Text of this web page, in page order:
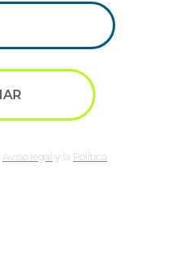
Aviso legal y la Política